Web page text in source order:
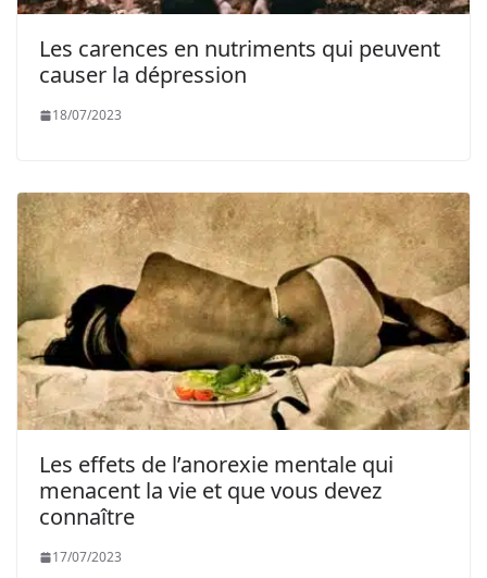
Les carences en nutriments qui peuvent
causer la dépression
18/07/2023
Les effets de l’anorexie mentale qui
menacent la vie et que vous devez
connaître
17/07/2023